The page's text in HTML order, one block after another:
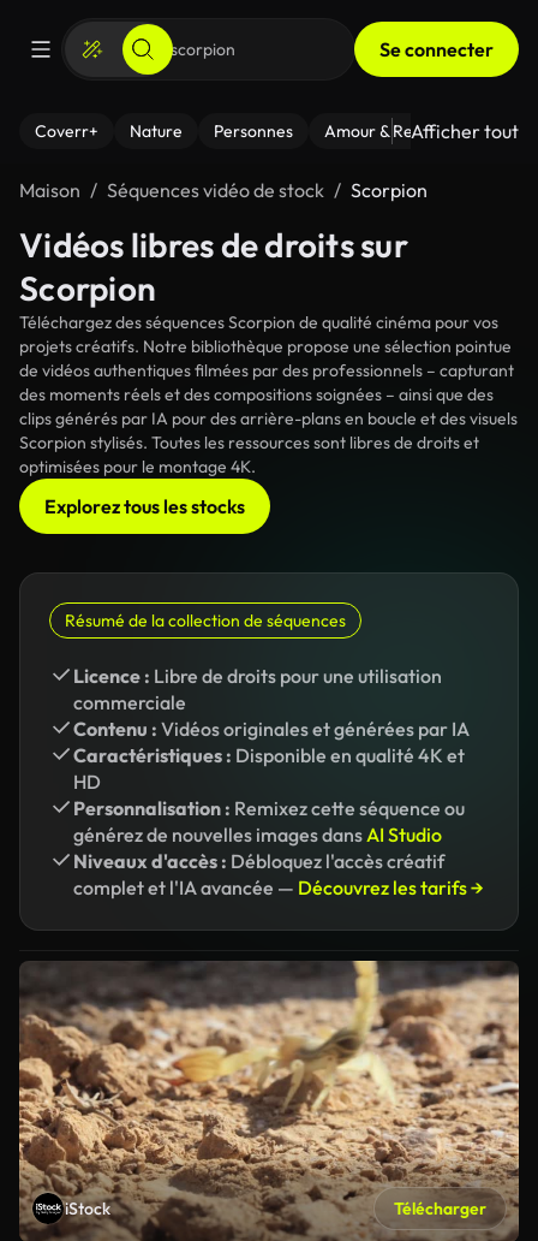
Se connecter
Coverr+ Nature Personnes Amour & Relations Le
Afficher tout
Maison Séquences vidéo de stock Scorpion
Vidéos libres de droits sur
Scorpion
Téléchargez des séquences Scorpion de qualité cinéma pour vos
projets créatifs. Notre bibliothèque propose une sélection pointue
de vidéos authentiques filmées par des professionnels – capturant
des moments réels et des compositions soignées – ainsi que des
clips générés par IA pour des arrière-plans en boucle et des visuels
Scorpion stylisés. Toutes les ressources sont libres de droits et
optimisées pour le montage 4K.
Explorez tous les stocks
Résumé de la collection de séquences
Licence : Libre de droits pour une utilisation
commerciale
Contenu : Vidéos originales et générées par IA
Caractéristiques : Disponible en qualité 4K et
HD
Personnalisation : Remixez cette séquence ou
générez de nouvelles images dansAI Studio
Niveaux d'accès : Débloquez l'accès créatif
complet et l'IA avancée — Découvrez les tarifs →
iStock Télécharger